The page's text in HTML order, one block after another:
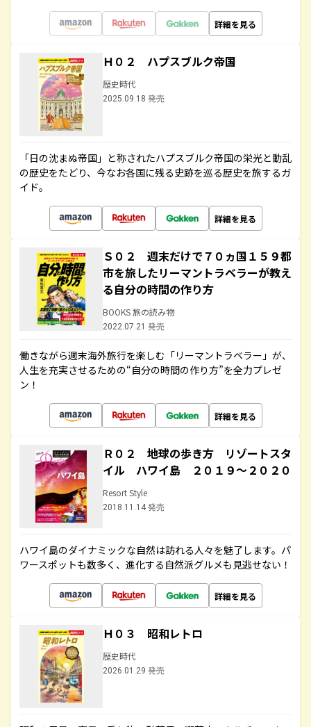
詳細を見る
Ｈ０２ ハプスブルク帝国
歴史時代
2025.09.18 発売
「日の沈まぬ帝国」と称されたハプスブルク帝国の栄光と動乱
の歴史をたどり、今なお各国に残る史跡を巡る歴史を旅するガ
イド。
詳細を見る
Ｓ０２ 週末だけで７０ヵ国１５９都
市を旅したリーマントラベラーが教え
る自分の時間の作り方
BOOKS 旅の読み物
2022.07.21 発売
働きながら週末海外旅行を楽しむ「リーマントラベラー」が、
人生を充実させるための“自分の時間の作り方”を全力プレゼ
ン！
詳細を見る
Ｒ０２ 地球の歩き方 リゾートスタ
イル ハワイ島 ２０１９～２０２０
Resort Style
2018.11.14 発売
ハワイ島のダイナミックな自然は訪れる人々を魅了します。パ
ワースポットも数多く、進化する自然派グルメも見逃せない！
詳細を見る
Ｈ０３ 昭和レトロ
歴史時代
2026.01.29 発売